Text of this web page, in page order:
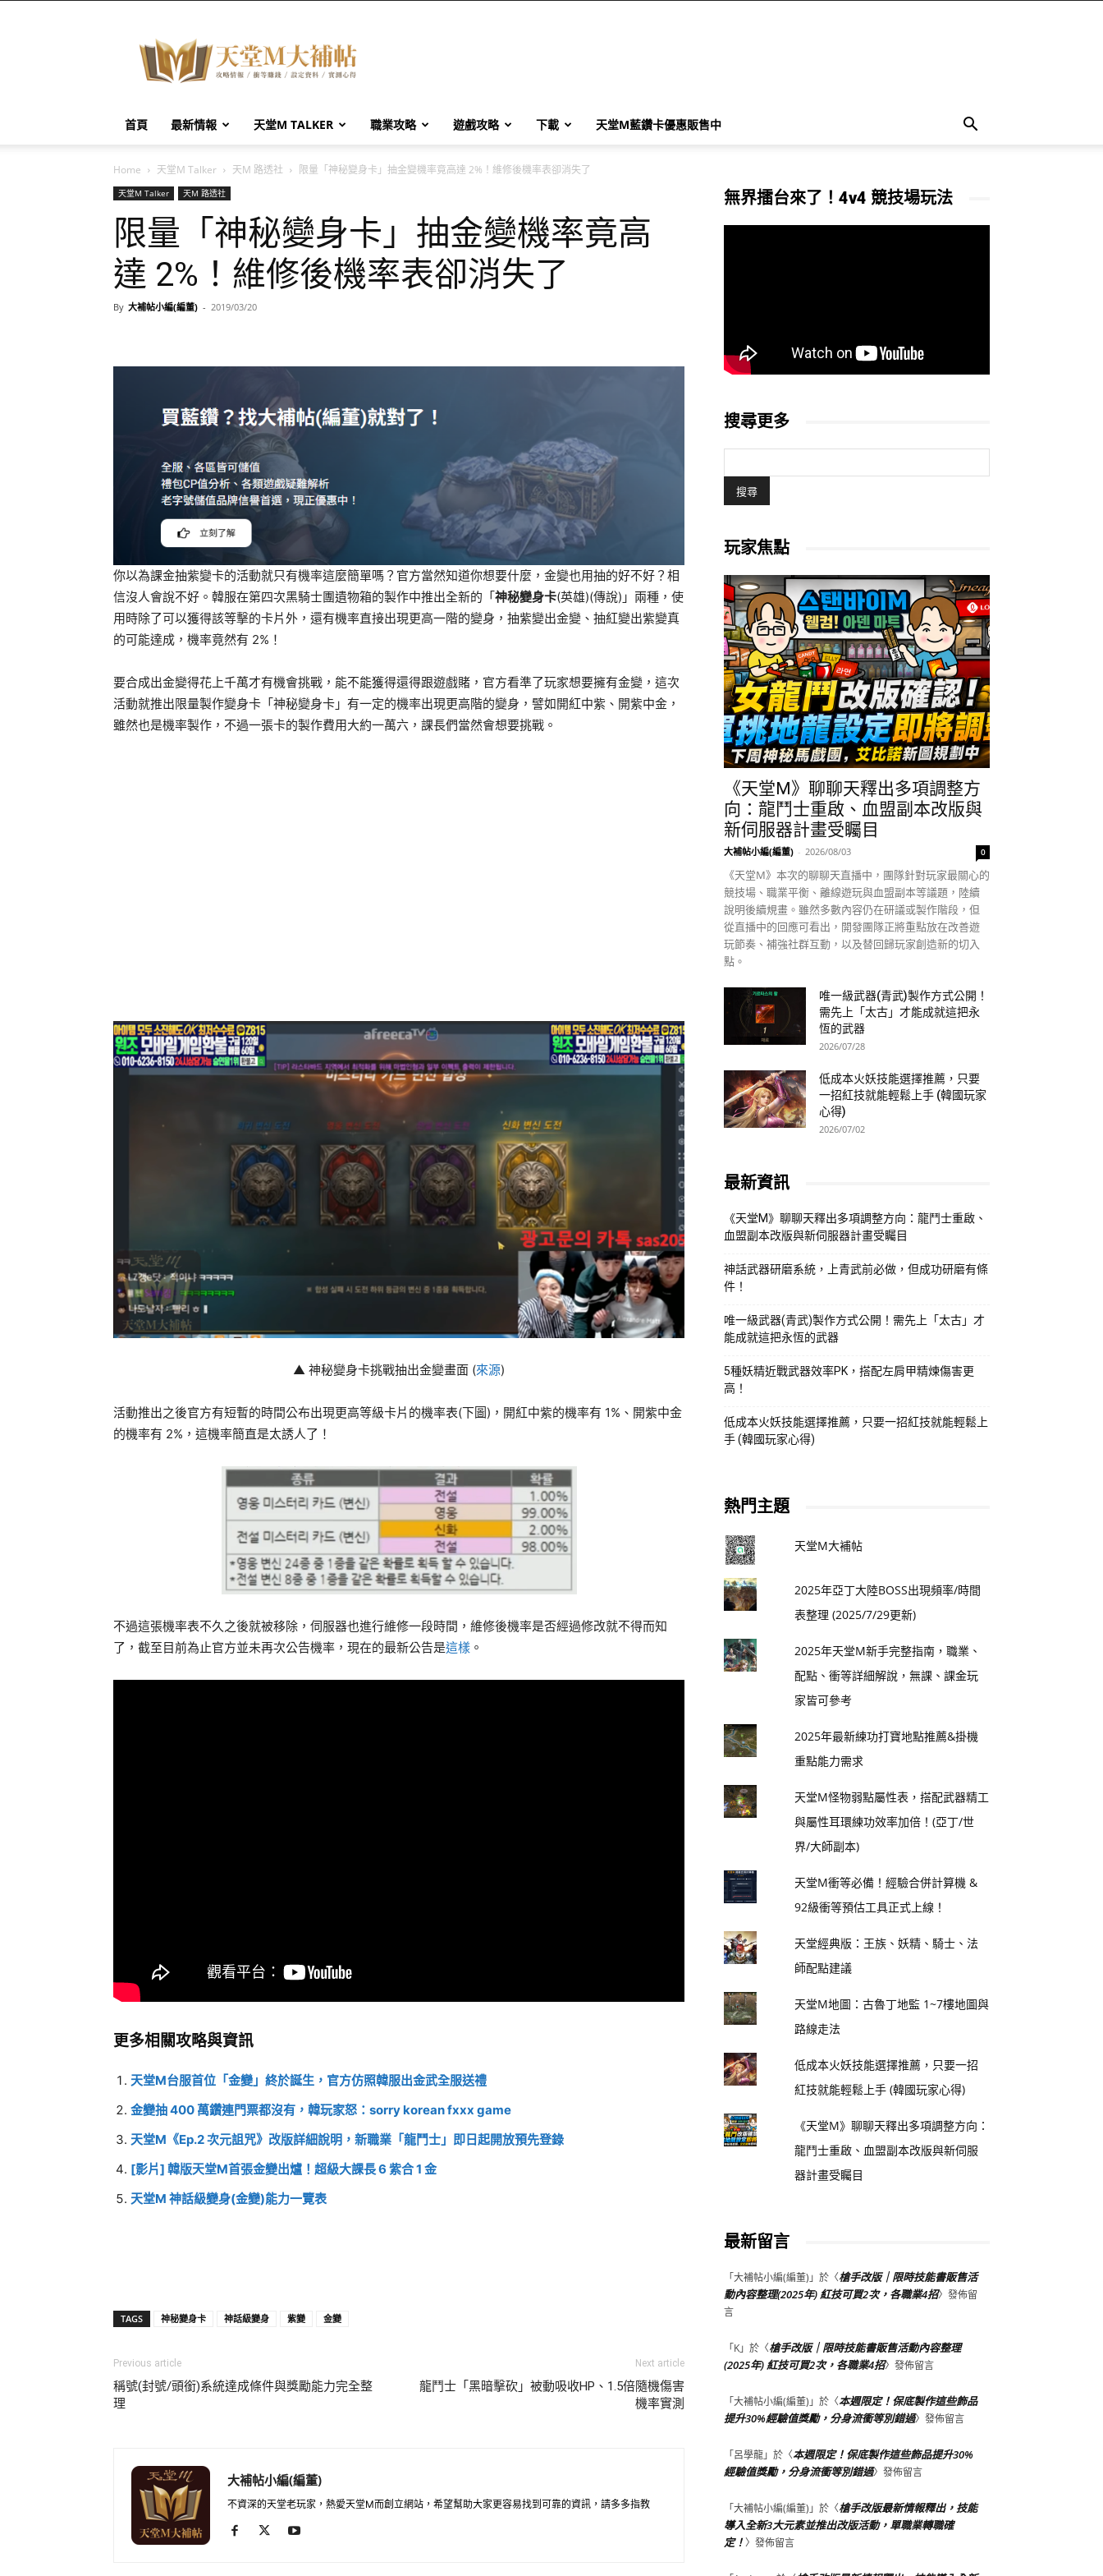
堂
M
大
帖
首頁 最新情報 天堂M TALKER 職業攻略 遊戲攻略 下載 天堂M藍鑽卡優惠販售中
Home 天堂M Talker 天M 路透社 限量「神秘變身卡」抽金變機率竟高達 2%！維修後機率表卻消失了
天堂M Talker 天M 路透社
限量「神秘變身卡」抽金變機率竟高
達 2%！維修後機率表卻消失了
By 大補帖小編(編董) - 2019/03/20
你以為課金抽紫變卡的活動就只有機率這麼簡單嗎？官方當然知道你想要什麼，金變也用抽的好不好？相
信沒人會說不好。韓服在第四次黑騎士團遺物箱的製作中推出全新的「神秘變身卡(英雄)(傳說)」兩種，使
用時除了可以獲得該等擊的卡片外，還有機率直接出現更高一階的變身，抽紫變出金變、抽紅變出紫變真
的可能達成，機率竟然有 2%！
要合成出金變得花上千萬才有機會挑戰，能不能獲得還得跟遊戲賭，官方看準了玩家想要擁有金變，這次
活動就推出限量製作變身卡「神秘變身卡」有一定的機率出現更高階的變身，譬如開紅中紫、開紫中金，
雖然也是機率製作，不過一張卡的製作費用大約一萬六，課長們當然會想要挑戰。
▲ 神秘變身卡挑戰抽出金變畫面 (來源)
活動推出之後官方有短暫的時間公布出現更高等級卡片的機率表(下圖)，開紅中紫的機率有 1%、開紫中金
的機率有 2%，這機率簡直是太誘人了！
不過這張機率表不久之後就被移除，伺服器也進行維修一段時間，維修後機率是否經過修改就不得而知
了，截至目前為止官方並未再次公告機率，現在的最新公告是這樣 。
更多相關攻略與資訊
天堂M台服首位「金變」終於誕生，官方仿照韓服出金武全服送禮
金變抽 400 萬鑽連門票都沒有，韓玩家怒：sorry korean fxxx game
天堂M《Ep.2 次元詛咒》改版詳細說明，新職業「龍鬥士」即日起開放預先登錄
[影片] 韓版天堂M首張金變出爐！超級大課長 6 紫合 1 金
天堂M 神話級變身(金變)能力一覽表
TAGS 神秘變身卡 神話級變身 紫變 金變
Previous article
稱號(封號/頭銜)系統達成條件與獎勵能力完全整
理
Next article
龍鬥士「黑暗擊砍」被動吸收HP、1.5倍隨機傷害
機率實測
大補帖小編(編董)
不資深的天堂老玩家，熱愛天堂M而創立網站，希望幫助大家更容易找到可靠的資訊，請多多指教
無界擂台來了！4v4 競技場玩法
搜尋更多
玩家焦點
《天堂M》聊聊天釋出多項調整方
向：龍鬥士重啟、血盟副本改版與
新伺服器計畫受矚目
大補帖小編(編董) - 2026/08/03 0
《天堂M》本次的聊聊天直播中，團隊針對玩家最關心的
競技場、職業平衡、離線遊玩與血盟副本等議題，陸續
說明後續規畫。雖然多數內容仍在研議或製作階段，但
從直播中的回應可看出，開發團隊正將重點放在改善遊
玩節奏、補強社群互動，以及替回歸玩家創造新的切入
點。
唯一級武器(青武)製作方式公開！
需先上「太古」才能成就這把永
恆的武器
2026/07/28
低成本火妖技能選擇推薦，只要
一招紅技就能輕鬆上手 (韓國玩家
心得)
2026/07/02
最新資訊
《天堂M》聊聊天釋出多項調整方向：龍鬥士重啟、
血盟副本改版與新伺服器計畫受矚目
神話武器研磨系統，上青武前必做，但成功研磨有條
件！
唯一級武器(青武)製作方式公開！需先上「太古」才
能成就這把永恆的武器
5種妖精近戰武器效率PK，搭配左肩甲精煉傷害更
高！
低成本火妖技能選擇推薦，只要一招紅技就能輕鬆上
手 (韓國玩家心得)
熱門主題
天堂M大補帖
2025年亞丁大陸BOSS出現頻率/時間
表整理 (2025/7/29更新)
2025年天堂M新手完整指南，職業、
配點、衝等詳細解說，無課、課金玩
家皆可參考
2025年最新練功打寶地點推薦&掛機
重點能力需求
天堂M怪物弱點屬性表，搭配武器精工
與屬性耳環練功效率加倍！(亞丁/世
界/大師副本)
天堂M衝等必備！經驗合併計算機 &
92級衝等預估工具正式上線！
天堂經典版：王族、妖精、騎士、法
師配點建議
天堂M地圖：古魯丁地監 1~7樓地圖與
路線走法
低成本火妖技能選擇推薦，只要一招
紅技就能輕鬆上手 (韓國玩家心得)
《天堂M》聊聊天釋出多項調整方向：
龍鬥士重啟、血盟副本改版與新伺服
器計畫受矚目
最新留言
「大補帖小編(編董) 」於〈槍手改版｜限時技能書販售活
動內容整理(2025年) 紅技可買2次，各職業4招〉發佈留
言
「K」於〈槍手改版｜限時技能書販售活動內容整理
(2025年) 紅技可買2次，各職業4招〉發佈留言
「大補帖小編(編董) 」於〈本週限定！保底製作這些飾品
提升30%經驗值獎勵，分身流衝等別錯過〉發佈留言
「呂學龍」於〈本週限定！保底製作這些飾品提升30%
經驗值獎勵，分身流衝等別錯過〉發佈留言
「大補帖小編(編董) 」於〈槍手改版最新情報釋出，技能
導入全新3大元素並推出改版活動，單職業轉職確
定！〉發佈留言